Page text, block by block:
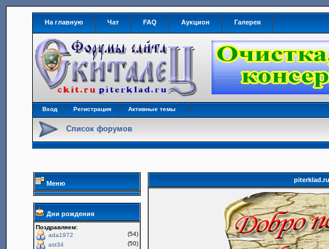
На главную Чат FAQ Аукцион Галерея
Вход Регистрация Активные темы
Список форумов
Меню
Дни рождения
Поздравляем:
ada1972
(54)
ast34
(50)